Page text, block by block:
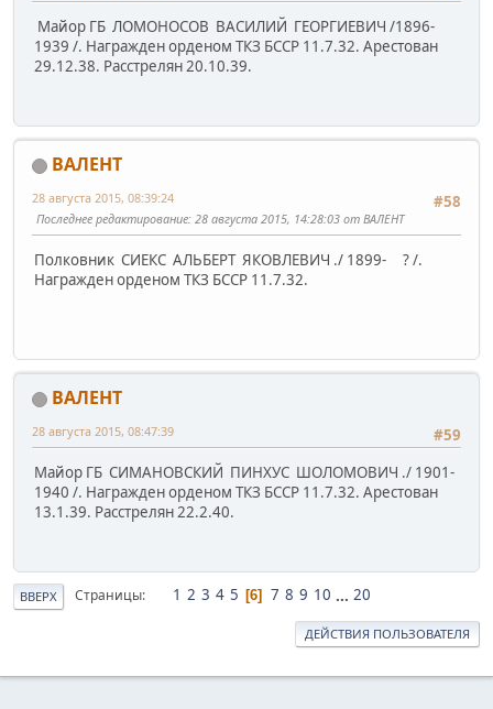
Майор ГБ ЛОМОНОСОВ ВАСИЛИЙ ГЕОРГИЕВИЧ /1896-
1939 /. Награжден орденом ТКЗ БССР 11.7.32. Арестован
29.12.38. Расстрелян 20.10.39.
ВАЛЕНТ
#58
28 августа 2015, 08:39:24
Последнее редактирование: 28 августа 2015, 14:28:03 от ВАЛЕНТ
Полковник СИЕКС АЛЬБЕРТ ЯКОВЛЕВИЧ ./ 1899- ? /.
Награжден орденом ТКЗ БССР 11.7.32.
ВАЛЕНТ
#59
28 августа 2015, 08:47:39
Майор ГБ СИМАНОВСКИЙ ПИНХУС ШОЛОМОВИЧ ./ 1901-
1940 /. Награжден орденом ТКЗ БССР 11.7.32. Арестован
13.1.39. Расстрелян 22.2.40.
ВВЕРХ Страницы 1 2 3 4 5 6 7 8 9 10 ... 20
ДЕЙСТВИЯ ПОЛЬЗОВАТЕЛЯ